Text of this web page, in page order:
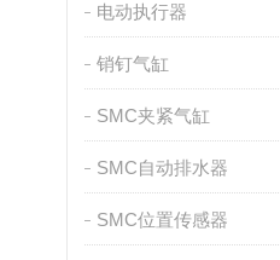
电动执行器
销钉气缸
SMC夹紧气缸
SMC自动排水器
SMC位置传感器